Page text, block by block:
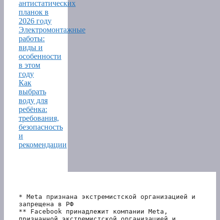
антистатических
планок в
2026 году
Электромонтажные
работы:
виды и
особенности
в этом
году
Как
выбрать
воду для
ребёнка:
требования,
безопасность
и
рекомендации
* Meta признана экстремистской организацией и
запрещена в РФ
** Facebook принадлежит компании Meta,